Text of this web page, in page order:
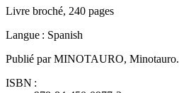
Livre broché, 240 pages
Langue : Spanish
Publié par MINOTAURO, Minotauro.
ISBN :